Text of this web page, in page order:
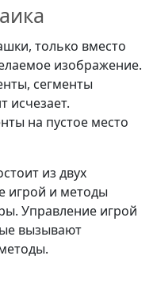
только вместо
изображение.
сегменты
исчезает.
на пустое место
из двух
игрой и методы
Управление игрой
вызывают